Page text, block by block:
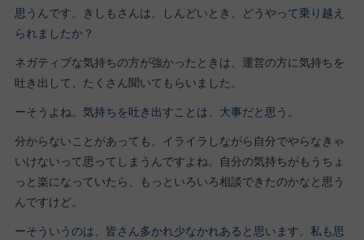
思うんです。きしもさんは、しんどいとき、どうやって乗り越え
られましたか？
ネガティブな気持ちの方が強かったときは、運営の方に気持ちを
吐き出して、たくさん聞いてもらいました。
ーそうよね。気持ちを吐き出すことは、大事だと思う。
分からないことがあっても、イライラしながら自分でやらなきゃ
いけないって思ってしまうんですよね。自分の気持ちがもうちょ
っと楽になっていたら、もっといろいろ相談できたのかなと思う
んですけど。
ーそういうのは、皆さん多かれ少なかれあると思います。私も思